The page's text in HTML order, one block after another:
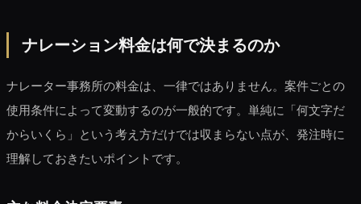
ナレーション料金は何で決まるのか
ナレーター事務所の料金は、一律ではありません。案件ごとの
使用条件によって変動するのが一般的です。単純に「何文字だ
からいくら」という考え方だけでは収まらない点が、発注時に
理解しておきたいポイントです。